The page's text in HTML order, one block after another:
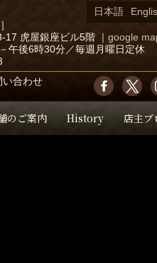
のご案内 History 店主ブ
17 虎屋銀座ビル5階
google
午後6時30分／毎週月曜日定休
い合わせ
日本語